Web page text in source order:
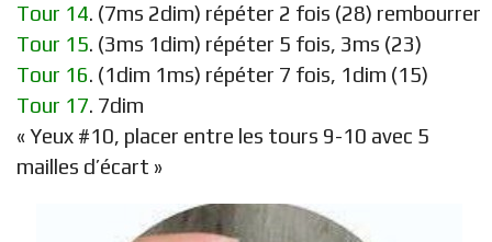
Tour 14. (7ms 2dim) répéter 2 fois (28) rembourrer
Tour 15. (3ms 1dim) répéter 5 fois, 3ms (23)
Tour 16. (1dim 1ms) répéter 7 fois, 1dim (15)
Tour 17. 7dim
« Yeux #10, placer entre les tours 9-10 avec 5
mailles d’écart »